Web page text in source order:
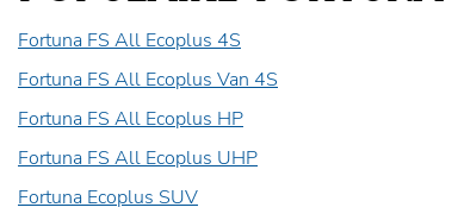
Fortuna FS All Ecoplus 4S
Fortuna FS All Ecoplus Van 4S
Fortuna FS All Ecoplus HP
Fortuna FS All Ecoplus UHP
Fortuna Ecoplus SUV